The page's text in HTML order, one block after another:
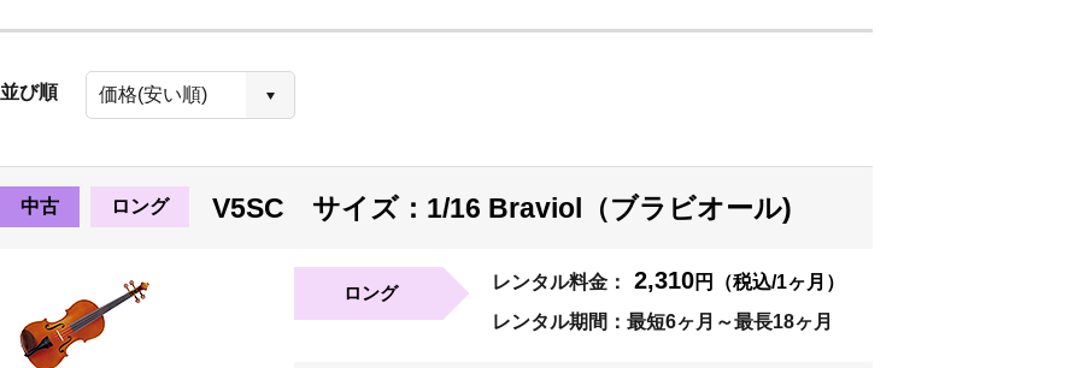
並び順
中古 ロング V5SC サイズ：1/16 Braviol（ブラビオール)
ロング
レンタル料金： 2,310円（税込/1ヶ月）
レンタル期間：最短6ヶ月～最長18ヶ月